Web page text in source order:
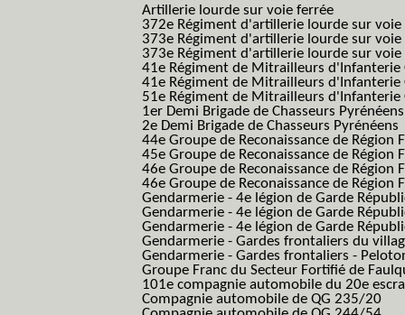
Artillerie lourde sur voie ferrée
372e Régiment d'artillerie lourde sur voie
373e Régiment d'artillerie lourde sur voie
373e Régiment d'artillerie lourde sur
41e Régiment de Mitrailleurs d'Infanterie
41e Régiment de Mitrailleurs d'Infanterie
51e Régiment de Mitrailleurs d'Infanterie
1er Demi Brigade de Chasseurs Pyrénéens
2e Demi Brigade de Chasseurs Pyrénéens
44e Groupe de Reconaissance de Région
45e Groupe de Reconaissance de Région
46e Groupe de Reconaissance de Région
46e Groupe de Reconaissance de
Gendarmerie - 4e légion de Garde
Gendarmerie - 4e légion de Garde
Gendarmerie - 4e légion de Garde
Gendarmerie - Gardes frontaliers du
Gendarmerie - Gardes frontaliers -
Groupe Franc du Secteur Fortifié de
101e compagnie automobile du 20e
Compagnie automobile de QG 235/20